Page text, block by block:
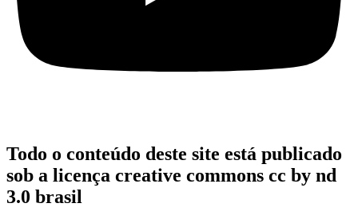
Todo o conteúdo deste site está publicado
sob a licença creative commons cc by nd
3.0 brasil